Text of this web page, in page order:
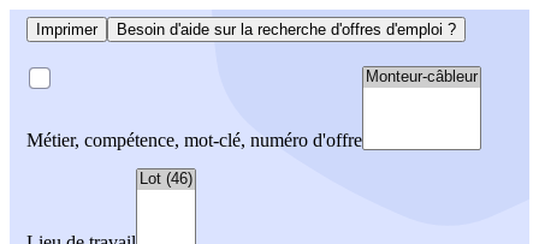
Imprimer Besoin d'aide sur la recherche d'offres d'emploi ?
Métier, compétence, mot-clé, numéro d'offre